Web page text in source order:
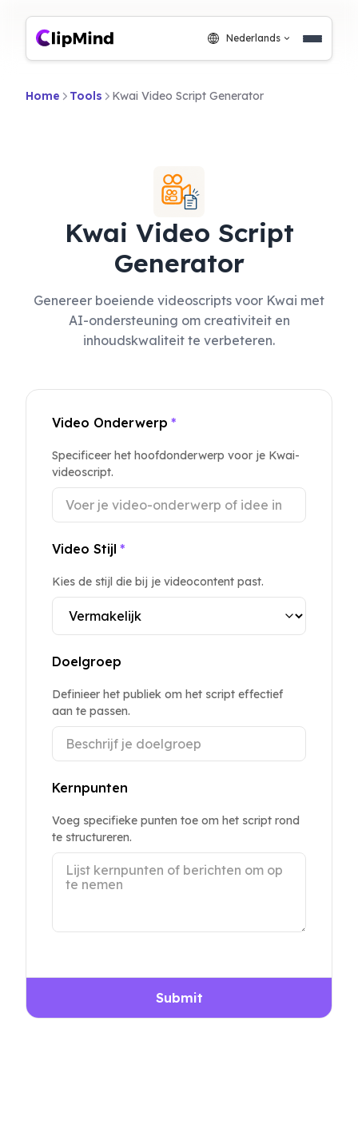
Nederlands
Home Tools Kwai Video Script Generator
Kwai Video Script
Generator
Genereer boeiende videoscripts voor Kwai met
AI-ondersteuning om creativiteit en
inhoudskwaliteit te verbeteren.
Video Onderwerp *
Specificeer het hoofdonderwerp voor je Kwai-
videoscript.
Video Stijl *
Kies de stijl die bij je videocontent past.
Doelgroep
Definieer het publiek om het script effectief
aan te passen.
Kernpunten
Voeg specifieke punten toe om het script rond
te structureren.
Submit